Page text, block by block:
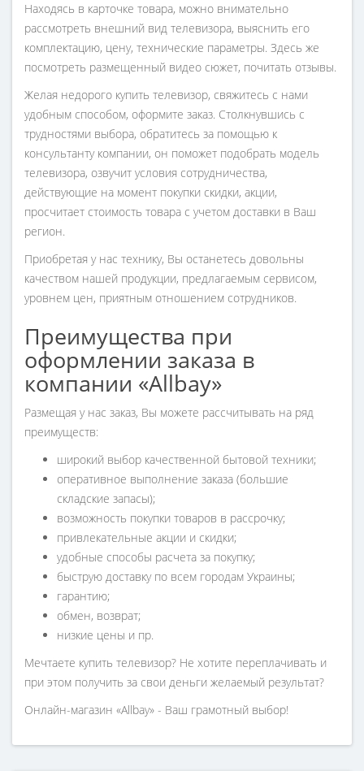
Находясь в карточке товара, можно внимательно
рассмотреть внешний вид телевизора, выяснить его
комплектацию, цену, технические параметры. Здесь же
посмотреть размещенный видео сюжет, почитать отзывы.
Желая недорого купить телевизор, свяжитесь с нами
удобным способом, оформите заказ. Столкнувшись с
трудностями выбора, обратитесь за помощью к
консультанту компании, он поможет подобрать модель
телевизора, озвучит условия сотрудничества,
действующие на момент покупки скидки, акции,
просчитает стоимость товара с учетом доставки в Ваш
регион.
Приобретая у нас технику, Вы останетесь довольны
качеством нашей продукции, предлагаемым сервисом,
уровнем цен, приятным отношением сотрудников.
Преимущества при
оформлении заказа в
компании «Allbay»
Размещая у нас заказ, Вы можете рассчитывать на ряд
преимуществ:
широкий выбор качественной бытовой техники;
оперативное выполнение заказа (большие
складские запасы);
возможность покупки товаров в рассрочку;
привлекательные акции и скидки;
удобные способы расчета за покупку;
быструю доставку по всем городам Украины;
гарантию;
обмен, возврат;
низкие цены и пр.
Мечтаете купить телевизор? Не хотите переплачивать и
при этом получить за свои деньги желаемый результат?
Онлайн-магазин «Allbay» - Ваш грамотный выбор!